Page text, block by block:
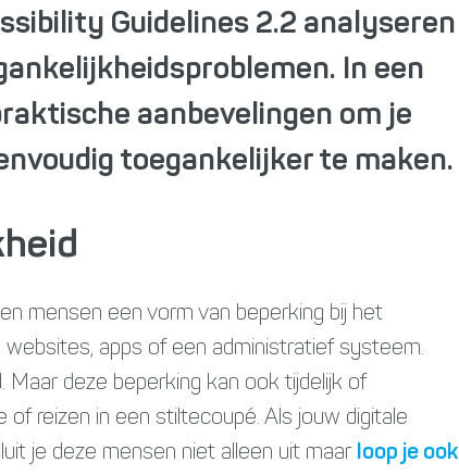
Guidelines 2.2 analyseren
In een
aanbevelingen om je
toegankelijker te maken.
mensen een vorm van beperking bij het
websites, apps of een administratief systeem.
Maar deze beperking kan ook tijdelijk of
of reizen in een stiltecoupé. Als jouw digitale
je deze mensen niet alleen uit maar loop je ook